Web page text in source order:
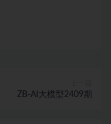
ZB-AI大模型2409期